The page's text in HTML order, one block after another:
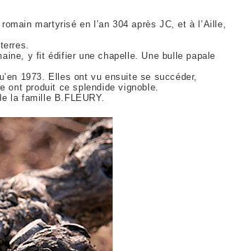
martyrisé en l’an 304 après JC, et à l’Aille,
y fit édifier une chapelle. Une bulle papale
1973. Elles ont vu ensuite se succéder,
ont produit ce splendide vignoble.
la famille B.FLEURY.